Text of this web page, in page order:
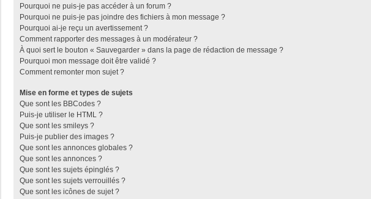
Pourquoi ne puis-je pas accéder à un forum ?
Pourquoi ne puis-je pas joindre des fichiers à mon message ?
Pourquoi ai-je reçu un avertissement ?
Comment rapporter des messages à un modérateur ?
À quoi sert le bouton « Sauvegarder » dans la page de rédaction de message ?
Pourquoi mon message doit être validé ?
Comment remonter mon sujet ?
Mise en forme et types de sujets
Que sont les BBCodes ?
Puis-je utiliser le HTML ?
Que sont les smileys ?
Puis-je publier des images ?
Que sont les annonces globales ?
Que sont les annonces ?
Que sont les sujets épinglés ?
Que sont les sujets verrouillés ?
Que sont les icônes de sujet ?